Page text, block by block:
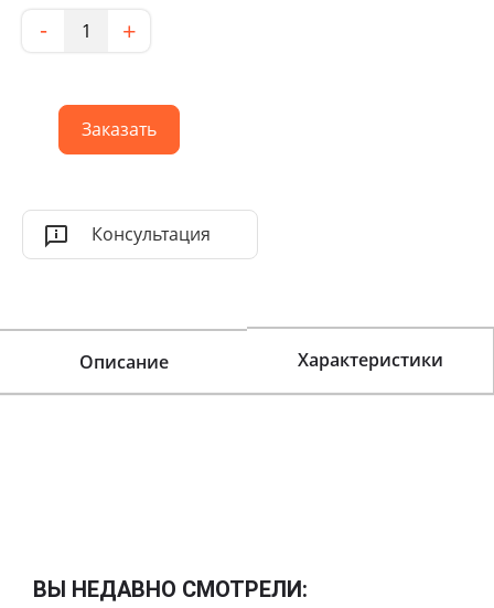
Количество
- +
Заказать
Консультация
Описание Характеристики
ВЫ НЕДАВНО СМОТРЕЛИ: